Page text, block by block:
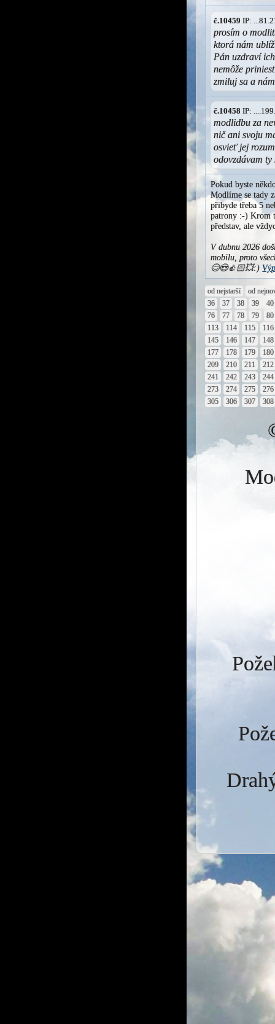
č.10459 IP:
prosím o
ktorá nám
Pán uzdraví
nemôže
zmiluj sa a
č.10458 IP:
modlidbu za
nič ani svoju
osvieť jej
odovzdávam
Pokud byste
Modlíme se tady
přibyde třeba 5
patrony :-) Krom
představ, ale
V dubnu 2026
mobilu, proto
😊😍👍🏻💥:)
od nejstarší
od
36
37 38 39
40
76
77 78 79
80
113
114 115
116
145
146 147
148
177
178 179
180
209
210 211
212
241
242 243
244
273
274 275
276
305
306 307 308